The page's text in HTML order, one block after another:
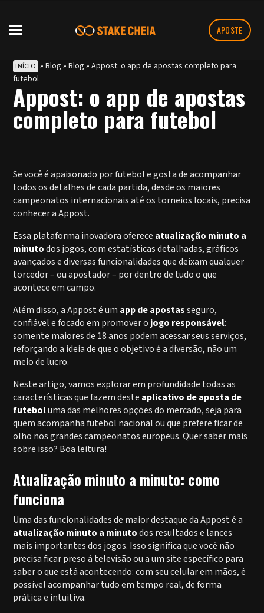
APOSTE
INÍCIO » Blog » Blog » Appost: o app de apostas completo para
futebol
Appost: o app de apostas
completo para futebol
Se você é apaixonado por futebol e gosta de acompanhar
todos os detalhes de cada partida, desde os maiores
campeonatos internacionais até os torneios locais, precisa
conhecer a Appost.
Essa plataforma inovadora oferece atualização minuto a
minutodos jogos, com estatísticas detalhadas, gráficos
avançados e diversas funcionalidades que deixam qualquer
torcedor – ou apostador – por dentro de tudo o que
acontece em campo.
Além disso, a Appost é um app de apostasseguro,
confiável e focado em promover o jogo responsável:
somente maiores de 18 anos podem acessar seus serviços,
reforçando a ideia de que o objetivo é a diversão, não um
meio de lucro.
Neste artigo, vamos explorar em profundidade todas as
características que fazem deste aplicativo de aposta de
futeboluma das melhores opções do mercado, seja para
quem acompanha futebol nacional ou que prefere ficar de
olho nos grandes campeonatos europeus. Quer saber mais
sobre isso? Boa leitura!
Atualização minuto a minuto: como
funciona
Uma das funcionalidades de maior destaque da Appost é a
atualização minuto a minutodos resultados e lances
mais importantes dos jogos. Isso significa que você não
precisa ficar preso à televisão ou a um site específico para
saber o que está acontecendo: com seu celular em mãos, é
possível acompanhar tudo em tempo real, de forma
prática e intuitiva.